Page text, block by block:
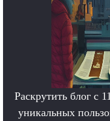
Раскрутить блог с
уникальных